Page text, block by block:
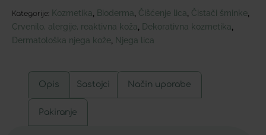
Kategorije: Kozmetika Bioderma Čišćenje lica Čistači šminke
Crvenilo, alergije, reaktivna koža Dekorativna kozmetika
Dermatološka njega kože Njega lica
Opis Sastojci Način uporabe
Pakiranje